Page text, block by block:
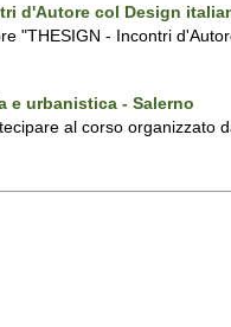
d'Autore col Design
"THESIGN - Incontri
e urbanistica - Salerno
al corso organizzato